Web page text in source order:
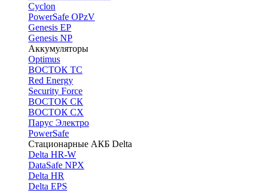
Cyclon
PowerSafe OPzV
Genesis EP
Genesis NP
Аккумуляторы
Optimus
ВОСТОК ТС
Red Energy
Security Force
ВОСТОК СК
ВОСТОК СХ
Парус Электро
PowerSafe
Стационарные АКБ Delta
Delta HR-W
DataSafe NPX
Delta HR
Delta EPS